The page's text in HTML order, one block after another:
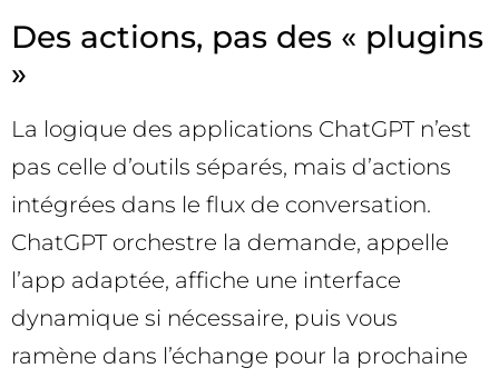
Des actions, pas des « plugins
»
La logique des applications ChatGPT n’est
pas celle d’outils séparés, mais d’actions
intégrées dans le flux de conversation.
ChatGPT orchestre la demande, appelle
l’app adaptée, affiche une interface
dynamique si nécessaire, puis vous
ramène dans l’échange pour la prochaine